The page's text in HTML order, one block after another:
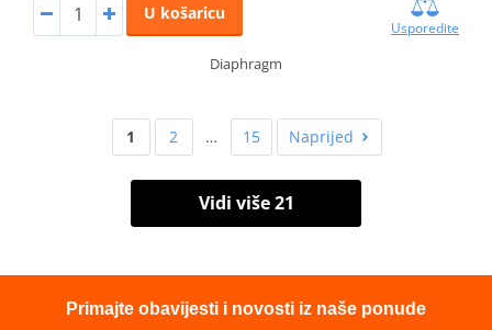
U košaricu
Usporedite
Diaphragm
1 2 … 15 Naprijed
Vidi više 21
Primajte obavijesti i novosti iz naše ponude